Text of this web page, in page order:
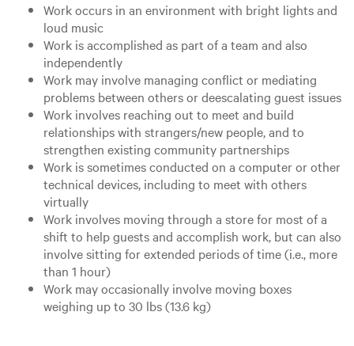
Work occurs in an environment with bright lights and
loud music
Work is accomplished as part of a team and also
independently
Work may involve managing conflict or mediating
problems between others or deescalating guest issues
Work involves reaching out to meet and build
relationships with strangers/new people, and to
strengthen existing community partnerships
Work is sometimes conducted on a computer or other
technical devices, including to meet with others
virtually
Work involves moving through a store for most of a
shift to help guests and accomplish work, but can also
involve sitting for extended periods of time (i.e., more
than 1 hour)
Work may occasionally involve moving boxes
weighing up to 30 lbs (13.6 kg)